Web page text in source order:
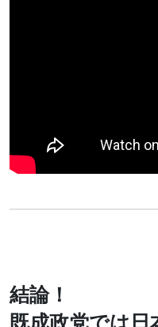
結論！
既成政党では日